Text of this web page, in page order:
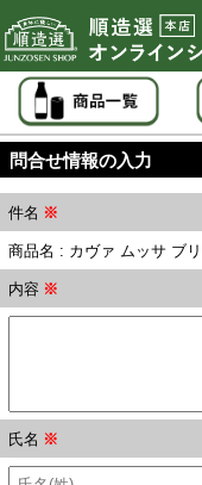
問合せ情報の入力
件名 ※
商品名 : カヴァ ムッサ ブ
内容 ※
氏名 ※